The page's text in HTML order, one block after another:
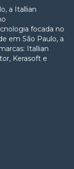
a Itallian
focada no
em São Paulo, a
Itallian
Kerasoft e